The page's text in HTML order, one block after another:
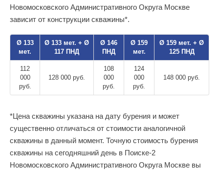
Новомосковского Административного Округа Москве
зависит от конструкции скважины*.
Ø 133
мет.
Ø 133 мет. + Ø
117 ПНД
Ø 146
ПНД
Ø 159
мет.
Ø 159 мет. + Ø
125 ПНД
112
000
руб.
128 000 руб.
108
000
руб.
124
000
руб.
148 000 руб.
*Цена скважины указана на дату бурения и может
существенно отличаться от стоимости аналогичной
скважины в данный момент. Точную стоимость бурения
скважины на сегодняшний день в Поиске-2
Новомосковского Административного Округа Москве вы